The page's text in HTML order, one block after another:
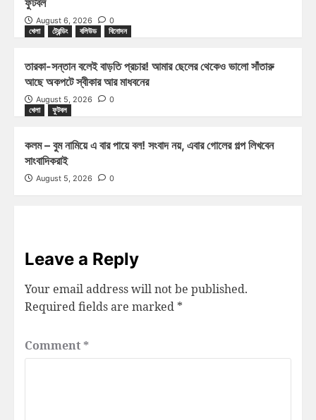
ফুটবল
August 6, 2026
0
খেলা
ট্রেন্ডিং বলিউড বিনোদন
তারকা-সন্তান বলেই বাড়তি প্রচার! আমার ছেলের থেকেও ভালো সাঁতারু
আছে অকপটে স্বীকার আর মাধবনের
August 5, 2026
0
খেলা
ফুটবল
কলম – বুম নামিয়ে এ বার পায়ে বল! সংবাদ নয়, এবার গোলের গল্প লিখবেন
সাংবাদিকরাই
August 5, 2026 0
Leave a Reply
Your email address will not be published.
Required fields are marked *
Comment *